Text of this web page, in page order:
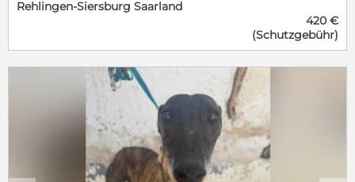
entspannt. Ein Traum-Galgo also. Maverik könnte
genügend Kontakt zu seinen Artgenossen bekommt.
Rehlingen-Siersburg Saarland
420 €
(Schutzgebühr)